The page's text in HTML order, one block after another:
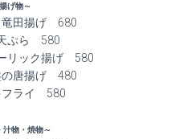
げ物～
竜田揚げ 680
ぷら 580
リック揚げ 580
の唐揚げ 480
フライ 580
汁物・焼物～